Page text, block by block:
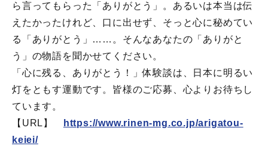
ら言ってもらった「ありがとう」。あるいは本当は伝
えたかったけれど、口に出せず、そっと心に秘めてい
る「ありがとう」……。そんなあなたの「ありがと
う」の物語を聞かせてください。
「心に残る、ありがとう！」体験談は、日本に明るい
灯をともす運動です。皆様のご応募、心よりお待ちし
ています。
【URL】
https://www.rinen-mg.co.jp/arigatou-
keiei/